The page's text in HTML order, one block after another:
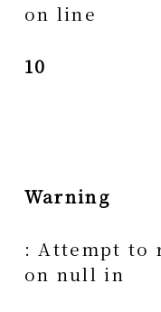
on line
10
Warning
: Attempt to
on null in